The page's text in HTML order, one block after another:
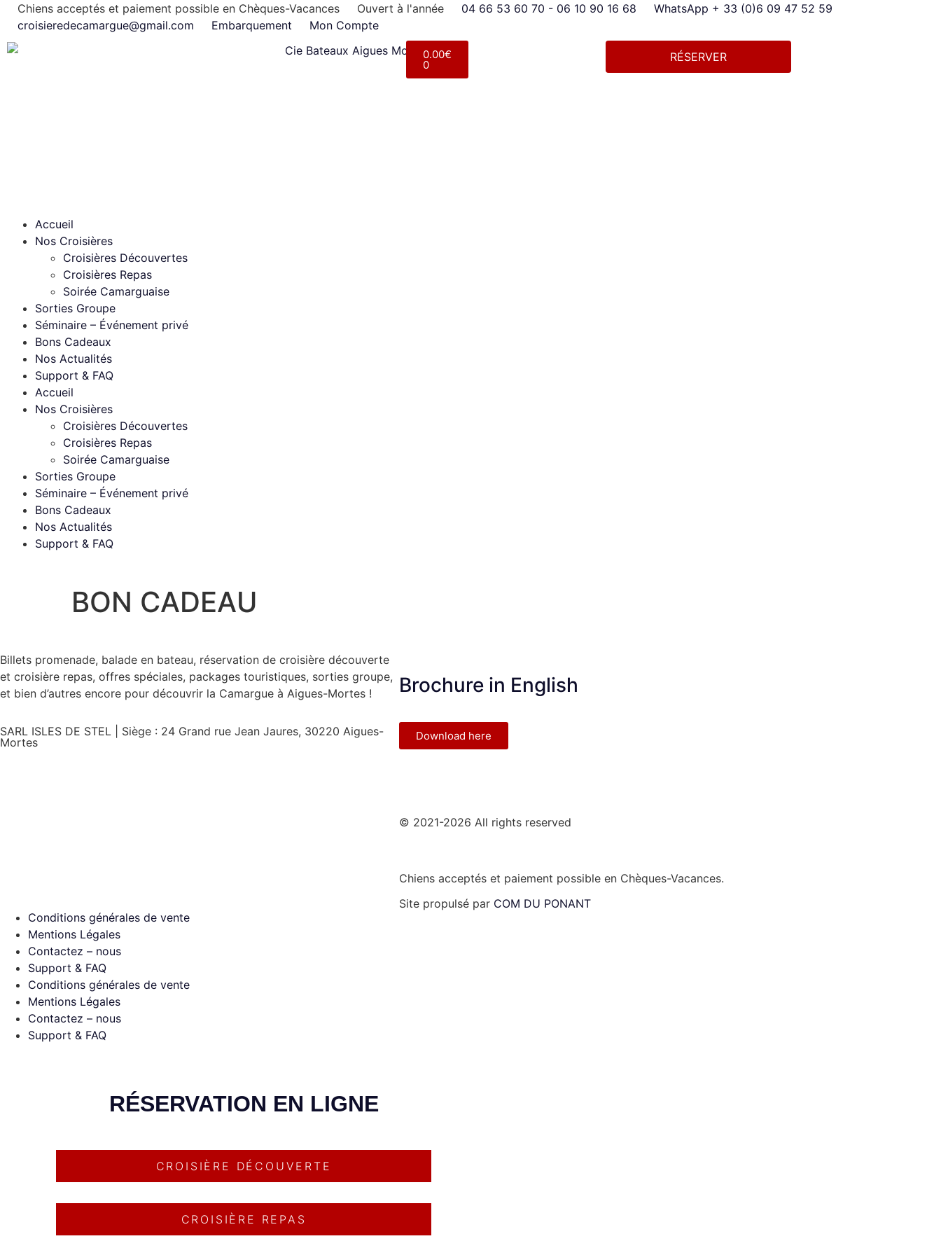
Chiens acceptés et paiement possible en Chèques-Vacances Ouvert à l'année 04 66 53 60 70 - 06 10 90 16 68
WhatsApp + 33 (0)6 09 47 52 59
croisieredecamargue@gmail.com
Embarquement Mon Compte
0.00€
0
RÉSERVER
Accueil
Nos Croisières
Croisières Découvertes
Croisières Repas
Soirée Camarguaise
Sorties Groupe
Séminaire – Événement privé
Bons Cadeaux
Nos Actualités
Support & FAQ
Accueil
Nos Croisières
Croisières Découvertes
Croisières Repas
Soirée Camarguaise
Sorties Groupe
Séminaire – Événement privé
Bons Cadeaux
Nos Actualités
Support & FAQ
BON CADEAU
Billets promenade, balade en bateau, réservation de croisière découverte
et croisière repas, offres spéciales, packages touristiques, sorties groupe,
et bien d’autres encore pour découvrir la Camargue à Aigues-Mortes !
SARL ISLES DE STEL | Siège : 24 Grand rue Jean Jaures, 30220 Aigues-
Mortes
Brochure in English
Download here
© 2021-2026 All rights reserved
Chiens acceptés et paiement possible en Chèques-Vacances.
Site propulsé par COM DU PONANT
Conditions générales de vente
Mentions Légales
Contactez – nous
Support & FAQ
Conditions générales de vente
Mentions Légales
Contactez – nous
Support & FAQ
RÉSERVATION EN LIGNE
CROISIÈRE DÉCOUVERTE
CROISIÈRE REPAS